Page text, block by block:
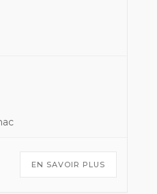
EN SAVOIR PLUS